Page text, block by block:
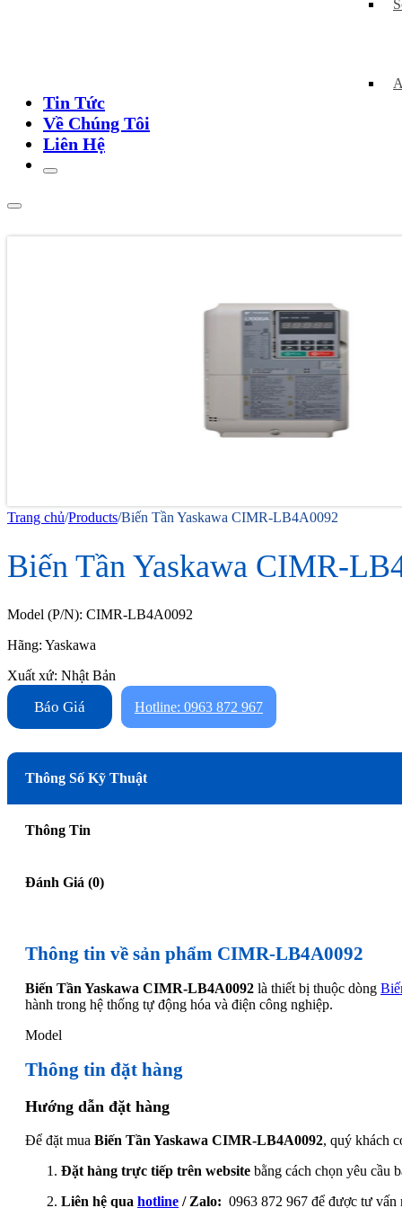
Tin Tức
Về Chúng Tôi
Liên Hệ
Trang chủ/Products/Biến Tần Yaskawa CIMR-LB4A0092
Biến Tần Yaskawa CIMR-
Model (P/N): CIMR-LB4A0092
Hãng: Yaskawa
Xuất xứ: Nhật Bản
Báo Giá Hotline: 0963 872 967
Thông Số Kỹ Thuật
Thông Tin
Đánh Giá (0)
Thông tin về sản phẩm CIMR-LB4A0092
Biến Tần Yaskawa CIMR-LB4A0092 là thiết bị thuộc dòng
hành trong hệ thống tự động hóa và điện công nghiệp.
Model
Thông tin đặt hàng
Hướng dẫn đặt hàng
Để đặt mua Biến Tần Yaskawa CIMR-LB4A0092, quý khách
Đặt hàng trực tiếp trên website bằng cách chọn yêu cầu
Liên hệ qua hotline / Zalo: 0963 872 967 để được tư vấn